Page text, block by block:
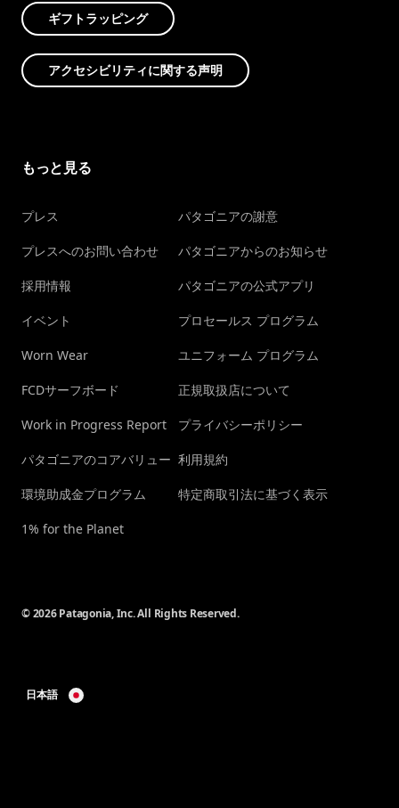
ギフトラッピング
アクセシビリティに関する声明
もっと見る
プレス
プレスへのお問い合わせ
採用情報
イベント
Worn Wear
FCDサーフボード
Work in Progress Report
パタゴニアのコアバリュー
環境助成金プログラム
1% for the Planet
パタゴニアの謝意
パタゴニアからのお知らせ
パタゴニアの公式アプリ
プロセールス プログラム
ユニフォーム プログラム
正規取扱店について
プライバシーポリシー
利用規約
特定商取引法に基づく表示
© 2026 Patagonia, Inc. All Rights Reserved.
日本語